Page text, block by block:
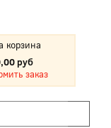
корзина
руб
заказ